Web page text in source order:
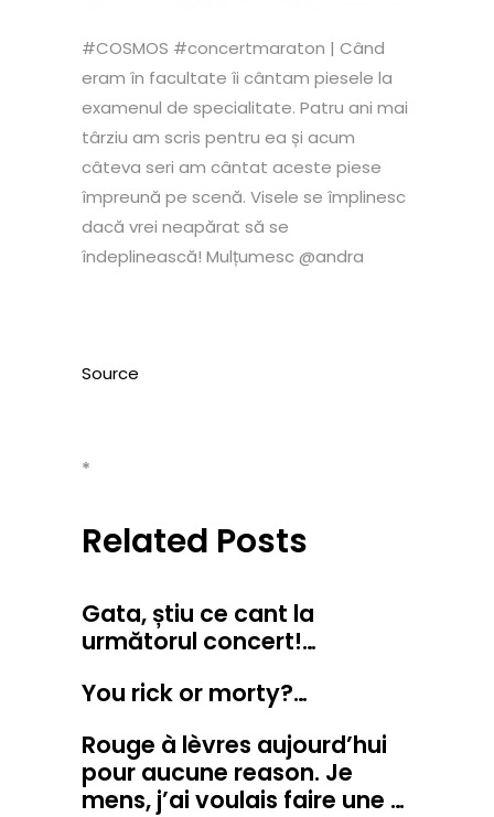
#COSMOS #concertmaraton | Când
eram în facultate îi cântam piesele la
examenul de specialitate. Patru ani mai
târziu am scris pentru ea și acum
câteva seri am cântat aceste piese
împreună pe scenă. Visele se împlinesc
dacă vrei neapărat să se
îndeplinească! Mulțumesc @andra
Source
*
Related Posts
Gata, știu ce cant la
următorul concert!…
You rick or morty?…
Rouge à lèvres aujourd’hui
pour aucune reason. Je
mens, j’ai voulais faire une …